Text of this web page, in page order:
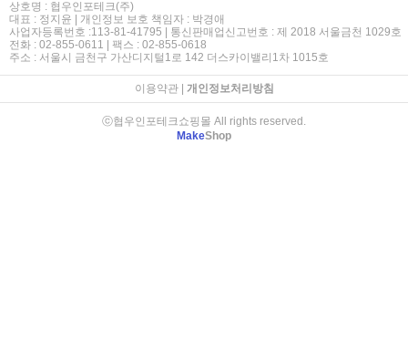
상호명 : 협우인포테크(주)
대표 : 정지윤 | 개인정보 보호 책임자 : 박경애
사업자등록번호 :113-81-41795 | 통신판매업신고번호 : 제 2018 서울금천 1029호
전화 : 02-855-0611 | 팩스 : 02-855-0618
주소 : 서울시 금천구 가산디지털1로 142 더스카이밸리1차 1015호
이용약관| 개인정보처리방침
ⓒ협우인포테크쇼핑몰 All rights reserved.
MakeShop